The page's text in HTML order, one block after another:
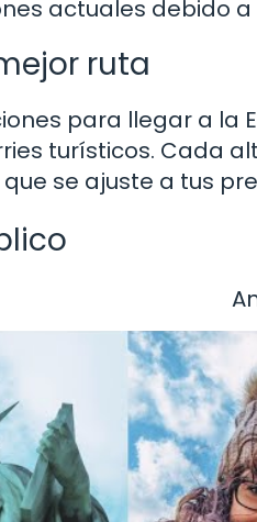
actuales debido
ruta
para llegar a
turísticos. Cada
se ajuste a tus